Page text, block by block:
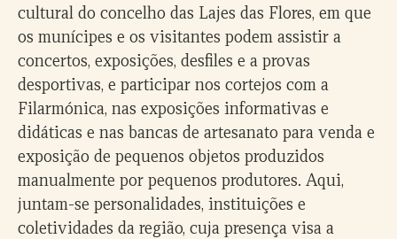
cultural do concelho das Lajes das Flores, em que
os munícipes e os visitantes podem assistir a
concertos, exposições, desfiles e a provas
desportivas, e participar nos cortejos com a
Filarmónica, nas exposições informativas e
didáticas e nas bancas de artesanato para venda e
exposição de pequenos objetos produzidos
manualmente por pequenos produtores. Aqui,
juntam-se personalidades, instituições e
coletividades da região, cuja presença visa a